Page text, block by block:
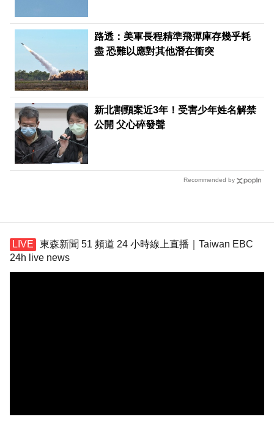
路透：美軍長程精準飛彈庫存幾乎耗
盡 恐難以應對其他潛在衝突
新北割頸案近3年！受害少年姓名解禁
公開 父心碎發聲
Recommended by
東森新聞 51 頻道 24 小時線上直播｜Taiwan EBC
24h live news